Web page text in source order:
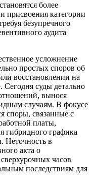
более
присвоения категории
безупречного
аудита
усложнение
простых споров об
восстановлении на
Сегодня суды детально
вынося
случаям. В фокусе
споры, связанные с
платы,
гибридного графика
Неточность в
акта о
часов
последствиям для